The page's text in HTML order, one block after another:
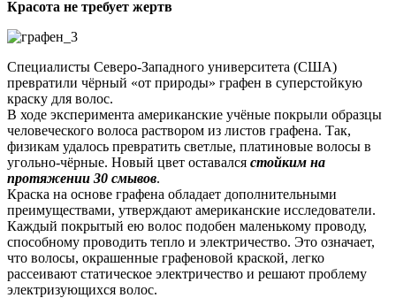
Красота не требует жертв
Специалисты Северо-Западного университета (США)
превратили чёрный «от природы» графен в суперстойкую
краску для волос.
В ходе эксперимента американские учёные покрыли образцы
человеческого волоса раствором из листов графена. Так,
физикам удалось превратить светлые, платиновые волосы в
угольно-чёрные. Новый цвет оставался стойким на
протяжении 30 смывов.
Краска на основе графена обладает дополнительными
преимуществами, утверждают американские исследователи.
Каждый покрытый ею волос подобен маленькому проводу,
способному проводить тепло и электричество. Это означает,
что волосы, окрашенные графеновой краской, легко
рассеивают статическое электричество и решают проблему
электризующихся волос.